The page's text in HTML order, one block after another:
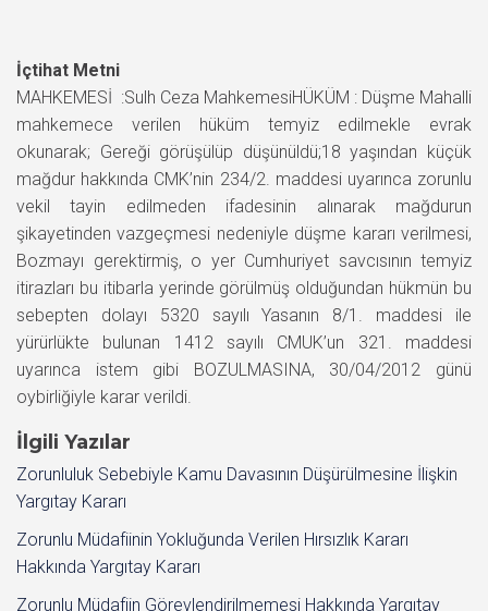
İçtihat Metni
MAHKEMESİ :Sulh Ceza MahkemesiHÜKÜM : Düşme Mahalli
mahkemece verilen hüküm temyiz edilmekle evrak
okunarak; Gereği görüşülüp düşünüldü;18 yaşından küçük
mağdur hakkında CMK’nin 234/2. maddesi uyarınca zorunlu
vekil tayin edilmeden ifadesinin alınarak mağdurun
şikayetinden vazgeçmesi nedeniyle düşme kararı verilmesi,
Bozmayı gerektirmiş, o yer Cumhuriyet savcısının temyiz
itirazları bu itibarla yerinde görülmüş olduğundan hükmün bu
sebepten dolayı 5320 sayılı Yasanın 8/1. maddesi ile
yürürlükte bulunan 1412 sayılı CMUK’un 321. maddesi
uyarınca istem gibi BOZULMASINA, 30/04/2012 günü
oybirliğiyle karar verildi.
İlgili Yazılar
Zorunluluk Sebebiyle Kamu Davasının Düşürülmesine İlişkin
Yargıtay Kararı
Zorunlu Müdafiinin Yokluğunda Verilen Hırsızlık Kararı
Hakkında Yargıtay Kararı
Zorunlu Müdafiin Görevlendirilmemesi Hakkında Yargıtay